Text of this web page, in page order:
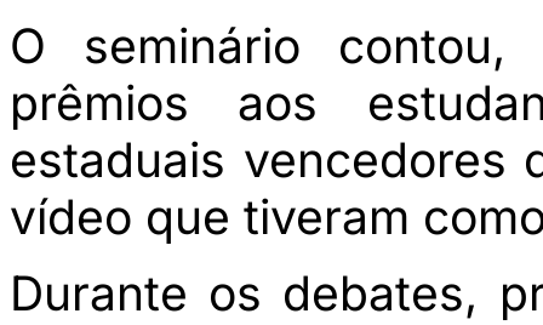
O seminário
prêmios aos
estaduais vencedores
vídeo que tiveram
Durante os debates,